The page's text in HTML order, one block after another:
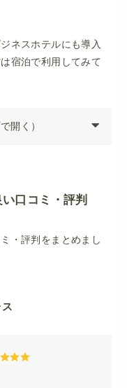
ネスホテルにも導入
宿泊で利用してみて
開く）
口コミ・評判
・評判をまとめまし